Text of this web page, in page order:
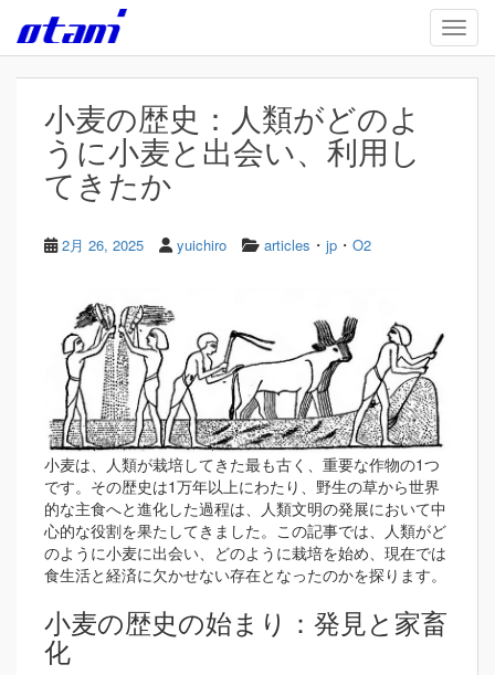
Skip to main content
小麦の歴史：人類がどのよ
うに小麦と出会い、利用し
てきたか
2月 26, 2025 yuichiro articles ・ jp ・ O2
小麦は、人類が栽培してきた最も古く、重要な作物の1つ
です。その歴史は1万年以上にわたり、野生の草から世界
的な主食へと進化した過程は、人類文明の発展において中
心的な役割を果たしてきました。この記事では、人類がど
のように小麦に出会い、どのように栽培を始め、現在では
食生活と経済に欠かせない存在となったのかを探ります。
小麦の歴史の始まり：発見と家畜
化